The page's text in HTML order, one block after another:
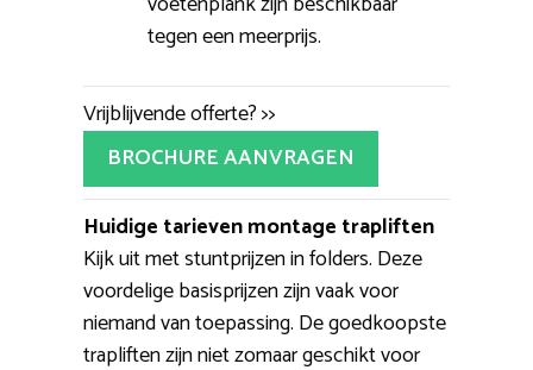
tegen een meerprijs.
Vrijblijvende offerte? >>
BROCHURE AANVRAGEN
Huidige tarieven montage trapliften
Kijk uit met stuntprijzen in folders. Deze
voordelige basisprijzen zijn vaak voor
niemand van toepassing. De goedkoopste
trapliften zijn niet zomaar geschikt voor